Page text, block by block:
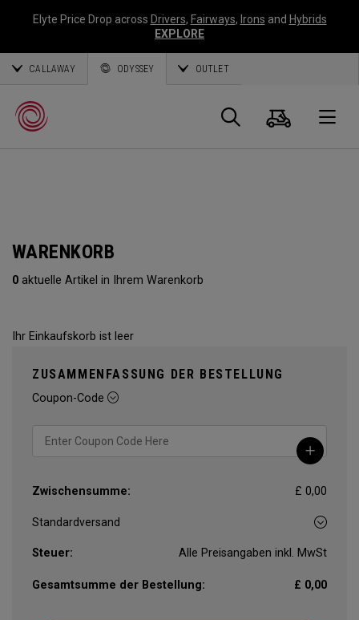
Elyte Price Drop across Drivers, Fairways, Irons and Hybrids
EXPLORE
CALLAWAY ODYSSEY OUTLET
Suche
WARENKORB
0 aktuelle Artikel in Ihrem Warenkorb
Ihr Einkaufskorb ist leer
ZUSAMMENFASSUNG DER BESTELLUNG
Coupon-Code
Zwischensumme: £ 0,00
Steuer: Alle Preisangaben inkl. MwSt
Gesamtsumme der Bestellung: £ 0,00